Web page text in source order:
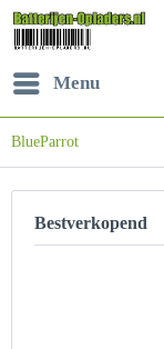
Menu
BlueParrot
Bestverkopend